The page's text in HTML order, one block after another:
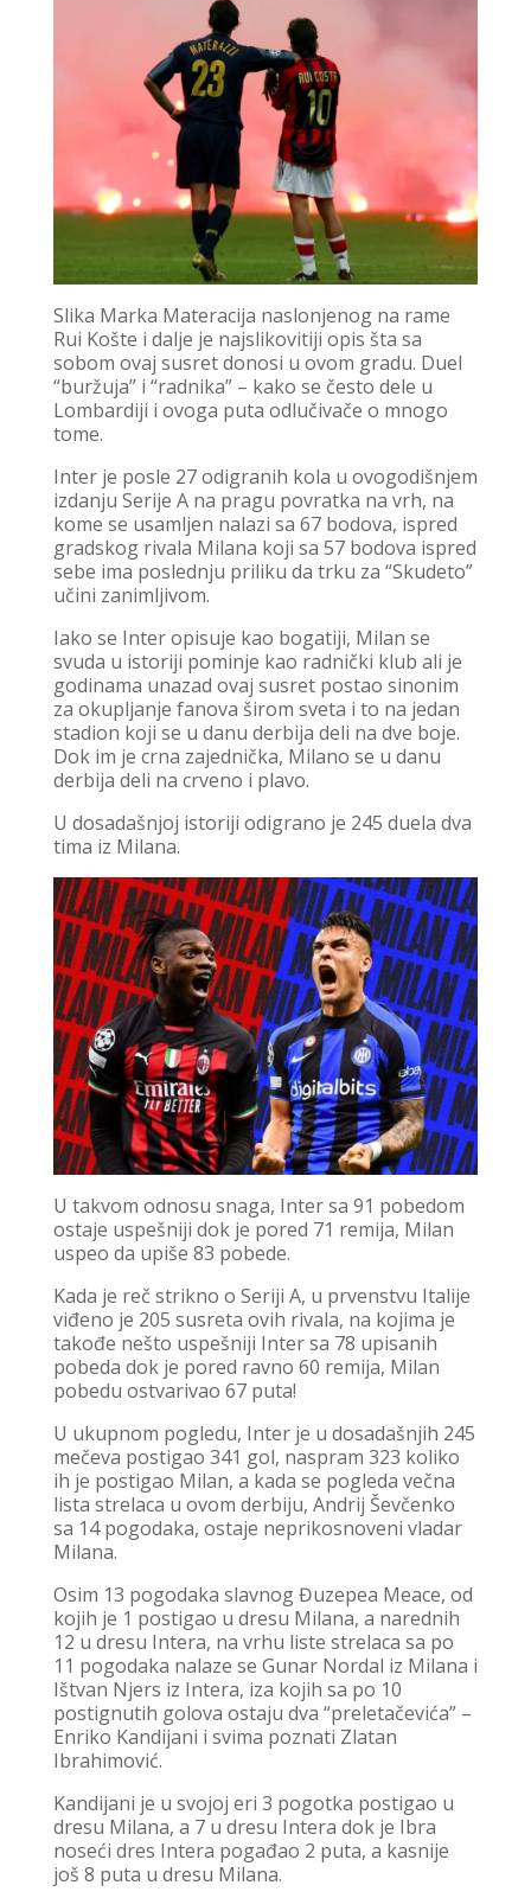
Slika Marka Materacija naslonjenog na rame
Rui Košte i dalje je najslikovitiji opis šta sa
sobom ovaj susret donosi u ovom gradu. Duel
“buržuja” i “radnika” – kako se često dele u
Lombardiji i ovoga puta odlučivače o mnogo
tome.
Inter je posle 27 odigranih kola u ovogodišnjem
izdanju Serije A na pragu povratka na vrh, na
kome se usamljen nalazi sa 67 bodova, ispred
gradskog rivala Milana koji sa 57 bodova ispred
sebe ima poslednju priliku da trku za “Skudeto”
učini zanimljivom.
Iako se Inter opisuje kao bogatiji, Milan se
svuda u istoriji pominje kao radnički klub ali je
godinama unazad ovaj susret postao sinonim
za okupljanje fanova širom sveta i to na jedan
stadion koji se u danu derbija deli na dve boje.
Dok im je crna zajednička, Milano se u danu
derbija deli na crveno i plavo.
U dosadašnjoj istoriji odigrano je 245 duela dva
tima iz Milana.
U takvom odnosu snaga, Inter sa 91 pobedom
ostaje uspešniji dok je pored 71 remija, Milan
uspeo da upiše 83 pobede.
Kada je reč strikno o Seriji A, u prvenstvu Italije
viđeno je 205 susreta ovih rivala, na kojima je
takođe nešto uspešniji Inter sa 78 upisanih
pobeda dok je pored ravno 60 remija, Milan
pobedu ostvarivao 67 puta!
U ukupnom pogledu, Inter je u dosadašnjih 245
mečeva postigao 341 gol, naspram 323 koliko
ih je postigao Milan, a kada se pogleda večna
lista strelaca u ovom derbiju, Andrij Ševčenko
sa 14 pogodaka, ostaje neprikosnoveni vladar
Milana.
Osim 13 pogodaka slavnog Đuzepea Meace, od
kojih je 1 postigao u dresu Milana, a narednih
12 u dresu Intera, na vrhu liste strelaca sa po
11 pogodaka nalaze se Gunar Nordal iz Milana i
Ištvan Njers iz Intera, iza kojih sa po 10
postignutih golova ostaju dva “preletačevića” –
Enriko Kandijani i svima poznati Zlatan
Ibrahimović.
Kandijani je u svojoj eri 3 pogotka postigao u
dresu Milana, a 7 u dresu Intera dok je Ibra
noseći dres Intera pogađao 2 puta, a kasnije
još 8 puta u dresu Milana.